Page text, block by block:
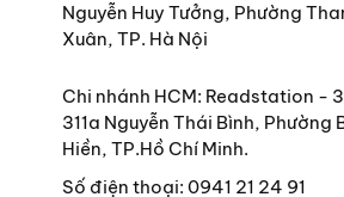
Nguyễn Huy Tưởng, Phường
Xuân, TP. Hà Nội
Chi nhánh HCM: Readstation -
311a Nguyễn Thái Bình, Phường
Hiền, TP.Hồ Chí Minh.
Số điện thoại: 0941 21 24 91